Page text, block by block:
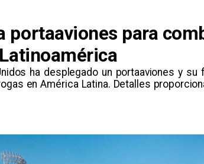
portaaviones para
ha desplegado un portaaviones y su
en América Latina. Detalles